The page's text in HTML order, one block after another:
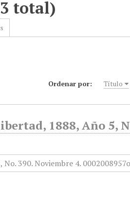
total)
Ordenar por: Título
1888, Año 5,